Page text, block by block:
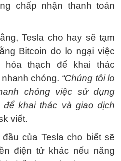
chấp nhận thanh toán
Tesla cho hay sẽ tạm
Bitcoin do lo ngại việc
thạch để khai thác
chóng. “Chúng tôi lo
chóng việc sử dụng
để khai thác và giao dịch
viết.
của Tesla cho biết sẽ
điện tử khác nếu năng